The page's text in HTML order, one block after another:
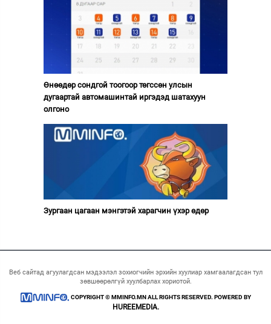
Өнөөдөр сондгой тоогоор төгссөн улсын
дугаартай автомашинтай иргэдэд шатахуун
олгоно
Зургаан цагаан мэнгэтэй харагчин үхэр өдөр
Веб сайтад агуулагдсан мэдээлэл зохиогчийн эрхийн хуулиар хамгаалагдсан тул
зөвшөөрөлгүй хуулбарлах хориотой.
COPYRIGHT © MMINFO.MN ALL RIGHTS RESERVED. POWERED BY
HUREEMEDIA.